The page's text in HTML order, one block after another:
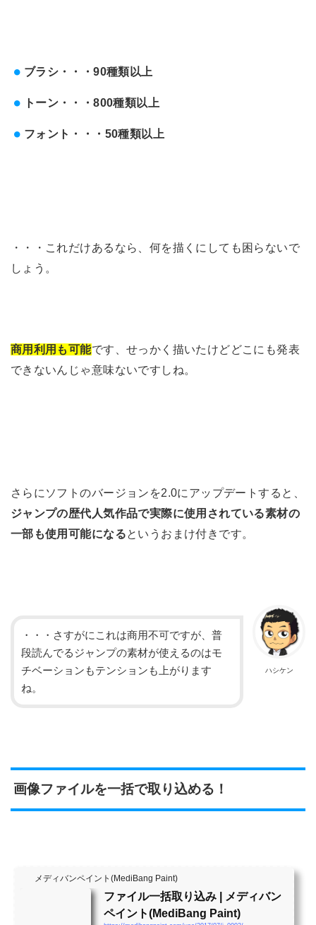
ブラシ・・・90種類以上
トーン・・・800種類以上
フォント・・・50種類以上
・・・これだけあるなら、何を描くにしても困らないで
しょう。
商用利用も可能です、せっかく描いたけどどこにも発表
できないんじゃ意味ないですしね。
さらにソフトのバージョンを2.0にアップデートすると、
ジャンプの歴代人気作品で実際に使用されている素材の
一部も使用可能になるというおまけ付きです。
ハシケン
・・・さすがにこれは商用不可ですが、普
段読んでるジャンプの素材が使えるのはモ
チベーションもテンションも上がります
ね。
画像ファイルを一括で取り込める！
メディバンペイント(MediBang Paint)
ファイル一括取り込み | メディバン
ペイント(MediBang Paint)